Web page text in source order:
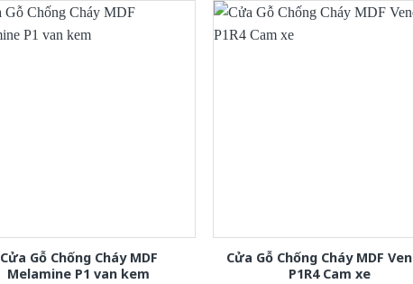
Cửa Gỗ Chống Cháy MDF
Melamine P1 van kem
Cửa Gỗ Chống Cháy MDF
P1R4 Cam xe